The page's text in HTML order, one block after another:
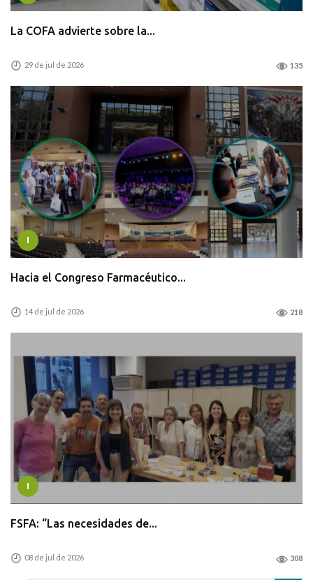
La COFA advierte sobre la...
29 de jul de 2026 135
I
Hacia el Congreso Farmacéutico...
14 de jul de 2026 218
I
FSFA: “Las necesidades de...
08 de jul de 2026 308